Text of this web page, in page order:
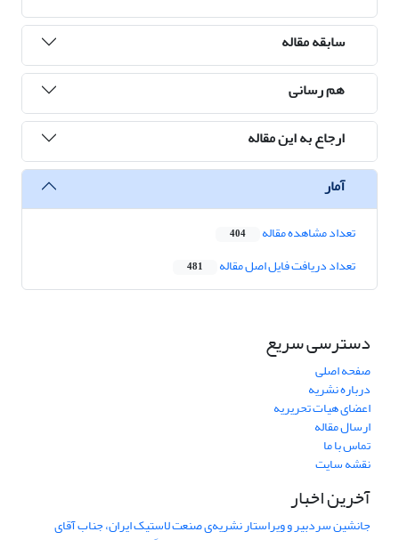
سابقه مقاله
هم رسانی
ارجاع به این مقاله
آمار
تعداد مشاهده مقاله 404
تعداد دریافت فایل اصل مقاله 481
دسترسی سریع
صفحه اصلی
درباره نشریه
اعضای هیات تحریریه
ارسال مقاله
تماس با ما
نقشه سایت
آخرین اخبار
جانشین سردبیر و ویراستار نشریه‌ی صنعت لاستیک ایران، جناب آقای